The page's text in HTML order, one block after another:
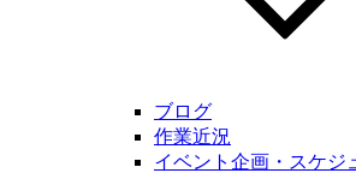
ブログ
作業近況
イベント企画・スケジ